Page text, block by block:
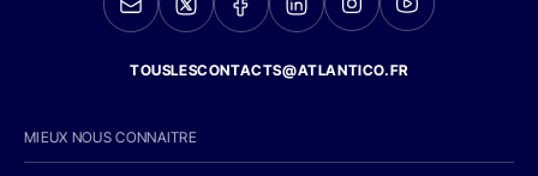
TOUSLESCONTACTS@ATLANTICO.FR
MIEUX NOUS CONNAITRE